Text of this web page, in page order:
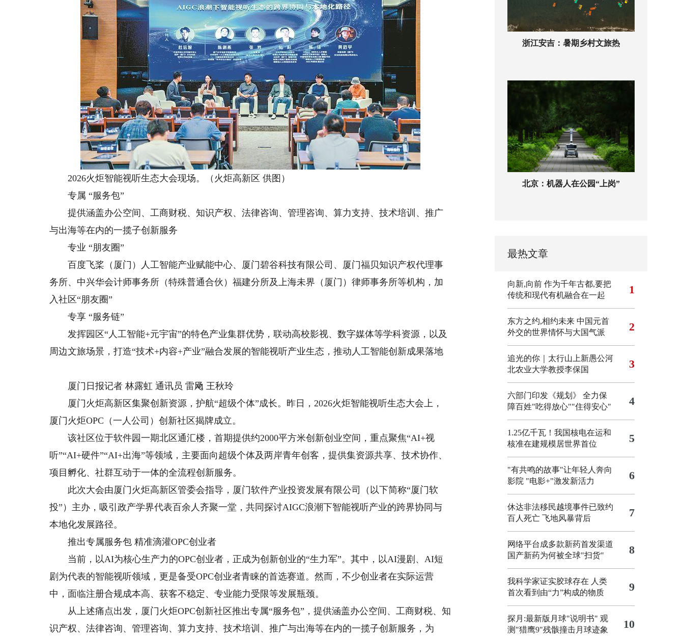
2026火炬智能视听生态大会现场。（火炬高新区 供图）
专属 “服务包”
提供涵盖办公空间、工商财税、知识产权、法律咨询、管理咨询、算力支持、技术培训、推广
与出海等在内的一揽子创新服务
专业 “朋友圈”
百度飞桨（厦门）人工智能产业赋能中心、厦门碧谷科技有限公司、厦门福贝知识产权代理事
务所、中兴华会计师事务所（特殊普通合伙）福建分所及上海未界（厦门）律师事务所等机构，加
入社区“朋友圈”
专享 “服务链”
发挥园区“人工智能+元宇宙”的特色产业集群优势，联动高校影视、数字媒体等学科资源，以及
周边文旅场景，打造“技术+内容+产业”融合发展的智能视听产业生态，推动人工智能创新成果落地
厦门日报记者 林露虹 通讯员 雷飏 王秋玲
厦门火炬高新区集聚创新资源，护航“超级个体”成长。昨日，2026火炬智能视听生态大会上，
厦门火炬OPC（一人公司）创新社区揭牌成立。
该社区位于软件园一期北区通汇楼，首期提供约2000平方米创新创业空间，重点聚焦“AI+视
听”“AI+硬件”“AI+出海”等领域，主要面向超级个体及两岸青年创客，提供集资源共享、技术协作、
项目孵化、社群互动于一体的全流程创新服务。
此次大会由厦门火炬高新区管委会指导，厦门软件产业投资发展有限公司（以下简称“厦门软
投”）主办，吸引政产学界代表百余人齐聚一堂，共同探讨AIGC浪潮下智能视听产业的跨界协同与
本地化发展路径。
推出专属服务包 精准滴灌OPC创业者
当前，以AI为核心生产力的OPC创业者，正成为创新创业的“生力军”。其中，以AI漫剧、AI短
剧为代表的智能视听领域，更是备受OPC创业者青睐的首选赛道。然而，不少创业者在实际运营
中，面临注册合规成本高、获客不稳定、专业能力受限等发展瓶颈。
从上述痛点出发，厦门火炬OPC创新社区推出专属“服务包”，提供涵盖办公空间、工商财税、知
识产权、法律咨询、管理咨询、算力支持、技术培训、推广与出海等在内的一揽子创新服务，为
浙江安吉：暑期乡村文旅热
北京：机器人在公园“上岗”
最热文章
向新,向前 作为千年古都,要把
传统和现代有机融合在一起
1
东方之约,相约未来 中国元首
外交的世界情怀与大国气派
2
追光的你｜太行山上新愚公河
北农业大学教授李保国
3
六部门印发《规划》 全力保
障百姓"吃得放心""住得安心"
4
1.25亿千瓦！我国核电在运和
核准在建规模居世界首位
5
"有共鸣的故事"让年轻人奔向
影院 "电影+"激发新活力 6
休达非法移民越境事件已致约
百人死亡 飞地风暴背后 7
网络平台成多款新药首发渠道
国产新药为何被全球"扫货"
8
我科学家证实胶球存在 人类
首次看到由“力”构成的物质
9
探月:最新版月球"说明书" 观
测"猎鹰9"残骸撞击月球迹象
10